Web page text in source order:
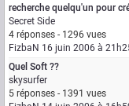
recherche quelqu'un pour
Secret Side
4 réponses - 1296 vues
FizbaN 16 juin 2006 à
Quel Soft ??
skysurfer
5 réponses - 1391 vues